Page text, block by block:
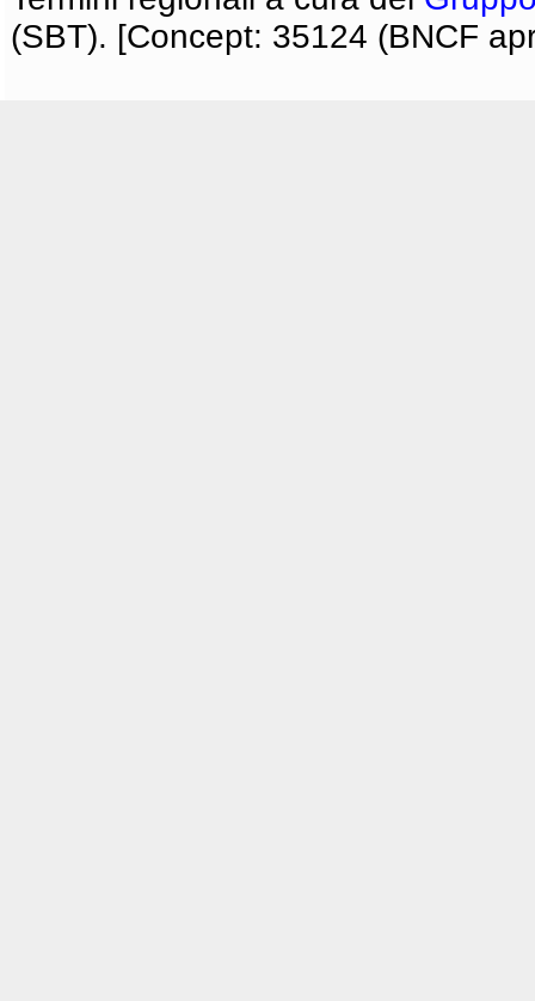
(SBT). [Concept: 35124 (BNCF